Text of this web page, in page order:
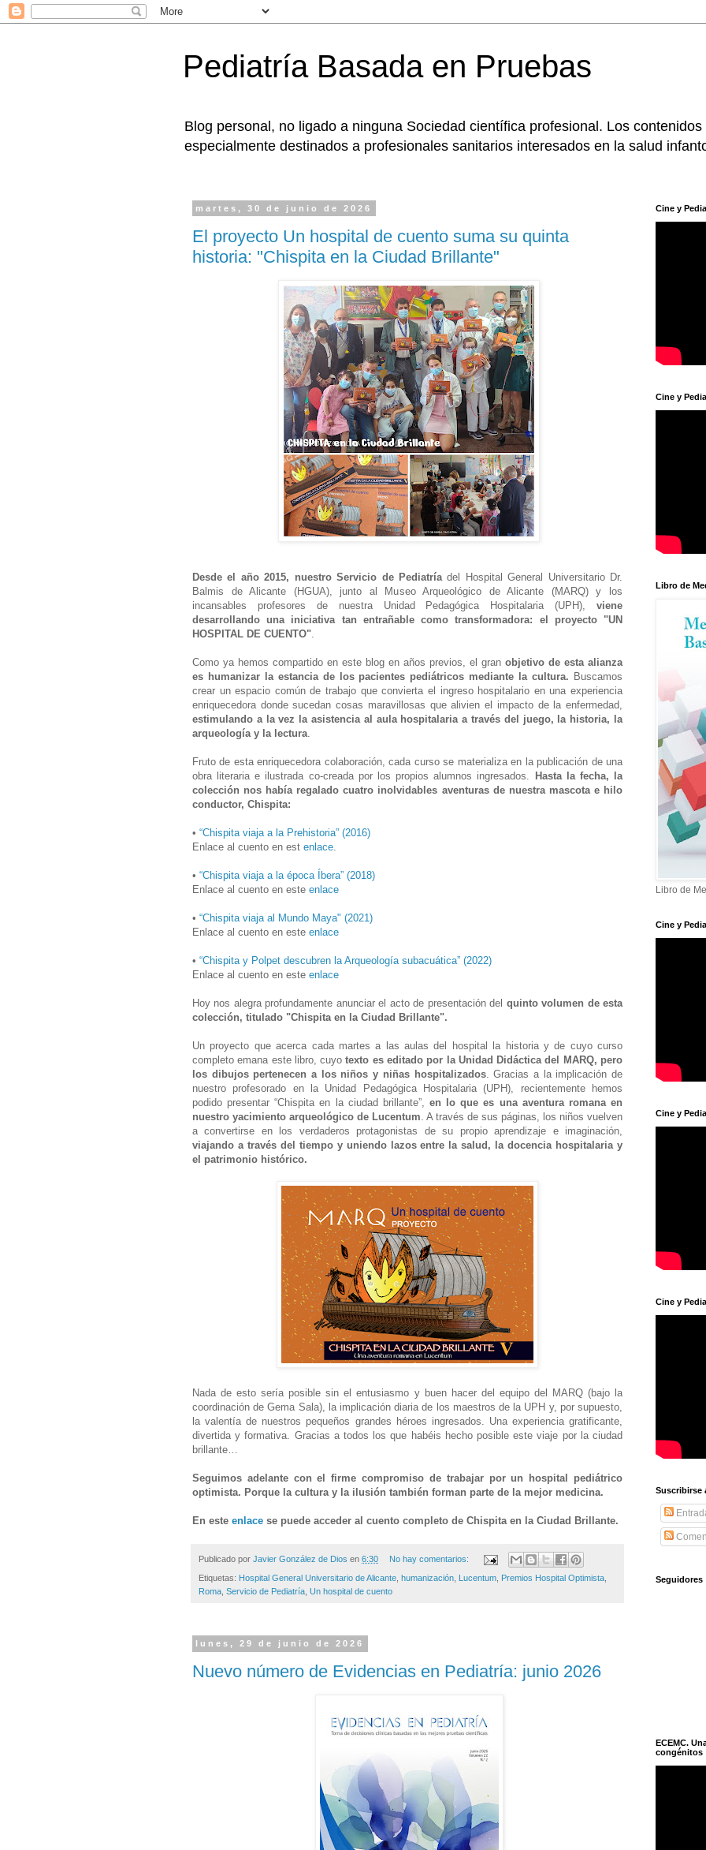
Pediatría Basada en Pruebas
Blog personal, no ligado a ninguna Sociedad científica profesional. Los
especialmente destinados a profesionales sanitarios interesados en la salud
martes, 30 de junio de 2026
El proyecto Un hospital de cuento suma su quinta
historia: "Chispita en la Ciudad Brillante"
Desde el año 2015, nuestro Servicio de Pediatríadel Hospital General Universitario Dr.
Balmis de Alicante (HGUA), junto al Museo Arqueológico de Alicante (MARQ) y los
incansables profesores de nuestra Unidad Pedagógica Hospitalaria (UPH), viene
desarrollando una iniciativa tan entrañable como transformadora: el proyecto "UN
HOSPITAL DE CUENTO"
Como ya hemos compartido en este blog en años previos, el gran objetivo de esta alianza
es humanizar la estancia de los pacientes pediátricos mediante la cultura. Buscamos
crear un espacio común de trabajo que convierta el ingreso hospitalario en una experiencia
enriquecedora donde sucedan cosas maravillosas que alivien el impacto de la enfermedad,
estimulando a la vez la asistencia al aula hospitalaria a través del juego, la historia, la
arqueología y la lectura
Fruto de esta enriquecedora colaboración, cada curso se materializa en la publicación de una
obra literaria e ilustrada co-creada por los propios alumnos ingresados.
Hasta la fecha, la
colección nos había regalado cuatro inolvidables aventuras de nuestra mascota e hilo
conductor, Chispita:
• “Chispita viaja a la Prehistoria” (2016)
Enlace al cuento en est enlace
• “Chispita viaja a la época Íbera” (2018)
Enlace al cuento en este enlace
• “Chispita viaja al Mundo Maya" (2021)
Enlace al cuento en este enlace
• “Chispita y Polpet descubren la Arqueología subacuática” (2022)
Enlace al cuento en este enlace
Hoy nos alegra profundamente anunciar el acto de presentación del quinto volumen de esta
colección, titulado "Chispita en la Ciudad Brillante".
Un proyecto que acerca cada martes a las aulas del hospital la historia y de cuyo curso
completo emana este libro, cuyotexto es editado por la Unidad Didáctica del MARQ, pero
los dibujos pertenecen a los niños y niñas hospitalizados. Gracias a la implicación de
nuestro profesorado en la Unidad Pedagógica Hospitalaria (UPH), recientemente hemos
podido presentar “Chispita en la ciudad brillante”, en lo que es una aventura romana en
nuestro yacimiento arqueológico de Lucentum . A través de sus páginas, los niños vuelven
a convertirse en los verdaderos protagonistas de su propio aprendizaje e imaginación,
viajando a través del tiempo y uniendo lazos entre la salud, la docencia hospitalaria y
el patrimonio histórico.
Nada de esto sería posible sin el entusiasmo y buen hacer del equipo del MARQ (bajo la
coordinación de Gema Sala), la implicación diaria de los maestros de la UPH y, por supuesto,
la valentía de nuestros pequeños grandes héroes ingresados. Una experiencia gratificante,
divertida y formativa. Gracias a todos los que habéis hecho posible este viaje por la ciudad
brillante…
Seguimos adelante con el firme compromiso de trabajar por un hospital pediátrico
optimista. Porque la cultura y la ilusión también forman parte de la mejor medicina.
En este enlace se puede acceder al cuento completo de Chispita en la Ciudad Brillante.
Publicado por Javier González de Dios en 6:30 No hay comentarios:
Etiquetas: Hospital General Universitario de Alicante humanización Lucentum Premios Hospital Optimista
Roma Servicio de Pediatría Un hospital de cuento
lunes, 29 de junio de 2026
Nuevo número de Evidencias en Pediatría: junio 2026
Cine y
Cine y
Libro de
Libro de
Cine y
Cine y
Cine y
Suscribirse
Seguidores
ECEMC.
congénitos